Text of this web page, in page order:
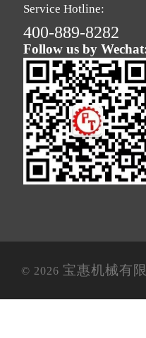
Service Hotline:
400-889-8282
Follow us by
© 2026 宝惠机械有